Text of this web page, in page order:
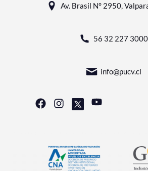
Av. Brasil N° 2950,
56 32 227 3000
info@pucv.cl